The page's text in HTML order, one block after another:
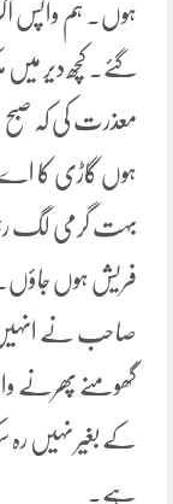
ہوں۔ ہم واپس
گئے۔ کچھ دیر
معذرت کی کہ صبح
ہوں گاڑی کا
بہت گرمی لگ رہی
فریش ہوں جاؤں۔
صاحب نے
گھومنے پھرنے
ہے۔